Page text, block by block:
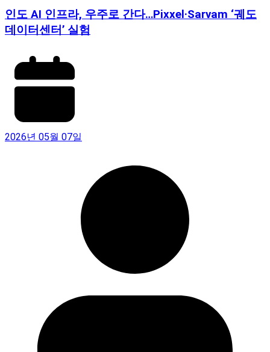
인도 AI 인프라, 우주로 간다…Pixxel·Sarvam ‘궤도
데이터센터’ 실험
2026년 05월 07일